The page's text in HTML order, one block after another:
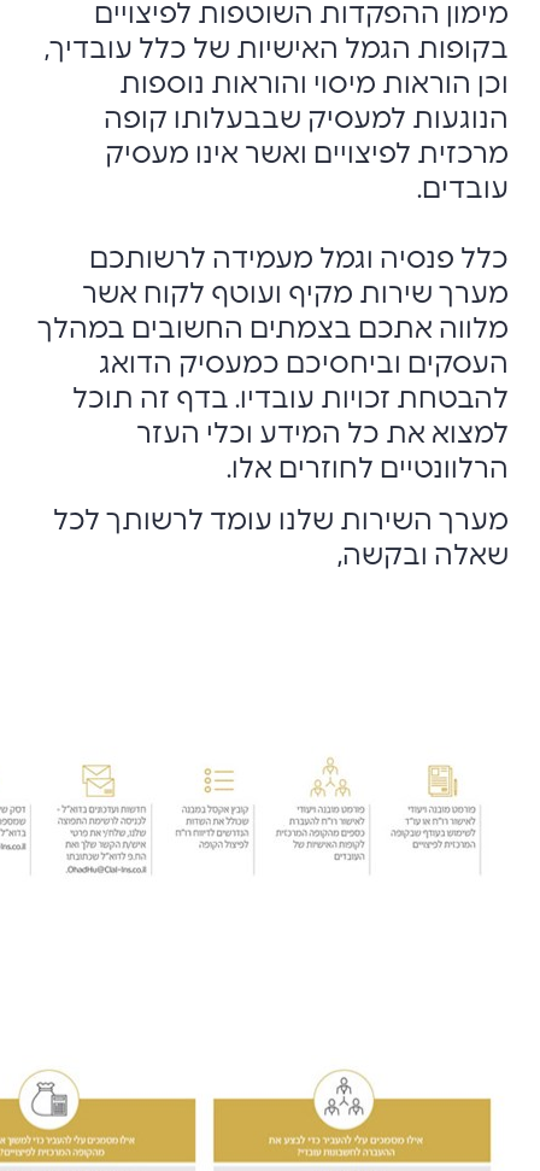
מימון ההפקדות השוטפות לפיצויים
בקופות הגמל האישיות של כלל ‏עובדיך,
וכן הוראות מיסוי והוראות נוספות
הנוגעות למעסיק שבבעלותו קופה
מרכזית לפיצויים ‏ואשר אינו מעסיק
עובדים.‏
כלל פנסיה וגמל מעמידה לרשותכם
מערך שירות מקיף ועוטף לקוח אשר
מלווה אתכם בצמתים ‏החשובים במהלך
העסקים וביחסיכם כמעסיק הדואג
להבטחת זכויות עובדיו. בדף זה תוכל
‏למצוא את כל המידע וכלי העזר
הרלוונטיים לחוזרים אלו.‏
מערך השירות שלנו עומד לרשותך לכל
שאלה ובקשה,